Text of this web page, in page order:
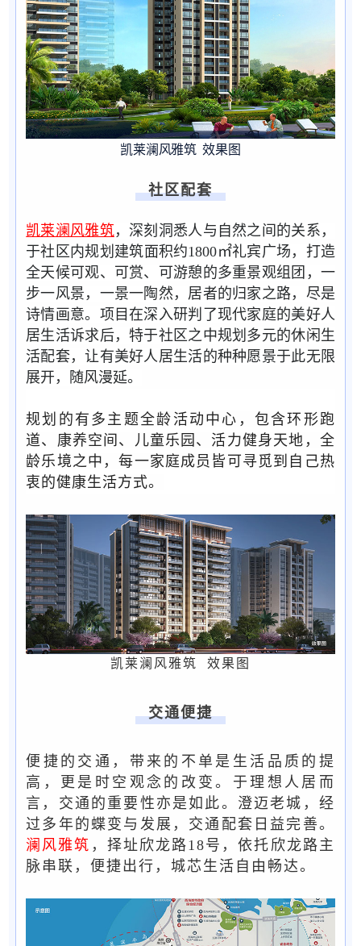
凯莱澜风雅筑 效果图
社区配套
凯莱澜风雅筑，深刻洞悉人与自然之间的关系，
于社区内规划建筑面积约1800㎡礼宾广场，打造
全天候可观、可赏、可游憩的多重景观组团，一
步一风景，一景一陶然，居者的归家之路，尽是
诗情画意。项目在深入研判了现代家庭的美好人
居生活诉求后，特于社区之中规划多元的休闲生
活配套，让有美好人居生活的种种愿景于此无限
展开，随风漫延。
规划的有多主题全龄活动中心，包含环形跑
道、康养空间、儿童乐园、活力健身天地，全
龄乐境之中，每一家庭成员皆可寻觅到自己热
衷的健康生活方式。
凯莱澜风雅筑 效果图
交通便捷
便捷的交通，带来的不单是生活品质的提
高，更是时空观念的改变。于理想人居而
言，交通的重要性亦是如此。澄迈老城，经
过多年的蝶变与发展，交通配套日益完善。
澜风雅筑 ，择址欣龙路18号，依托欣龙路主
脉串联，便捷出行，城芯生活自由畅达。